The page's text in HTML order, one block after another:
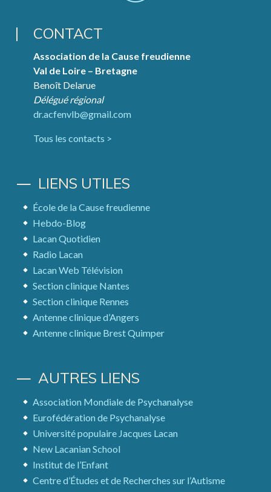
CONTACT
Association de la Cause freudienne
Val de Loire – Bretagne
Benoît Delarue
Délégué régional
dr.acfenvlb@gmail.com
Tous les contacts >
LIENS UTILES
École de la Cause freudienne
Hebdo-Blog
Lacan Quotidien
Radio Lacan
Lacan Web Télévision
Section clinique Nantes
Section clinique Rennes
Antenne clinique d’Angers
Antenne clinique Brest Quimper
AUTRES LIENS
Association Mondiale de Psychanalyse
Eurofédération de Psychanalyse
Université populaire Jacques Lacan
New Lacanian School
Institut de l’Enfant
Centre d’Études et de Recherches sur l’Autisme